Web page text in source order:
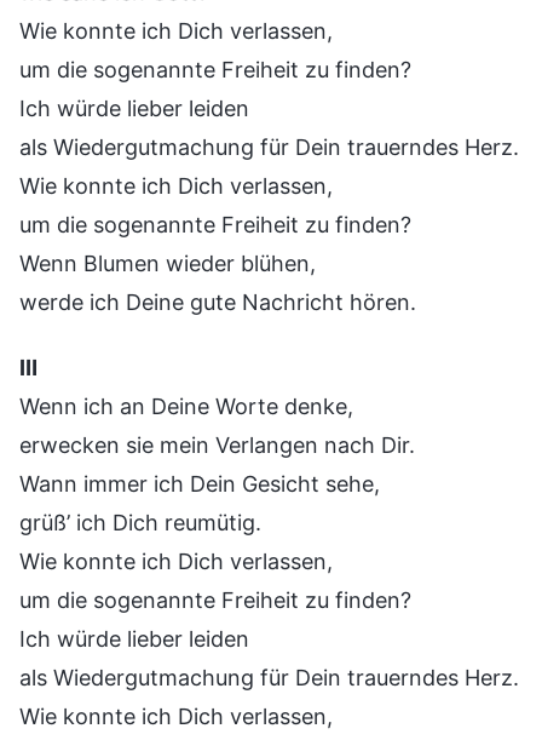
Wie konnte ich Dich verlassen,
um die sogenannte Freiheit zu finden?
Ich würde lieber leiden
als Wiedergutmachung für Dein trauerndes Herz.
Wie konnte ich Dich verlassen,
um die sogenannte Freiheit zu finden?
Wenn Blumen wieder blühen,
werde ich Deine gute Nachricht hören.
Ⅲ
Wenn ich an Deine Worte denke,
erwecken sie mein Verlangen nach Dir.
Wann immer ich Dein Gesicht sehe,
grüß’ ich Dich reumütig.
Wie konnte ich Dich verlassen,
um die sogenannte Freiheit zu finden?
Ich würde lieber leiden
als Wiedergutmachung für Dein trauerndes Herz.
Wie konnte ich Dich verlassen,